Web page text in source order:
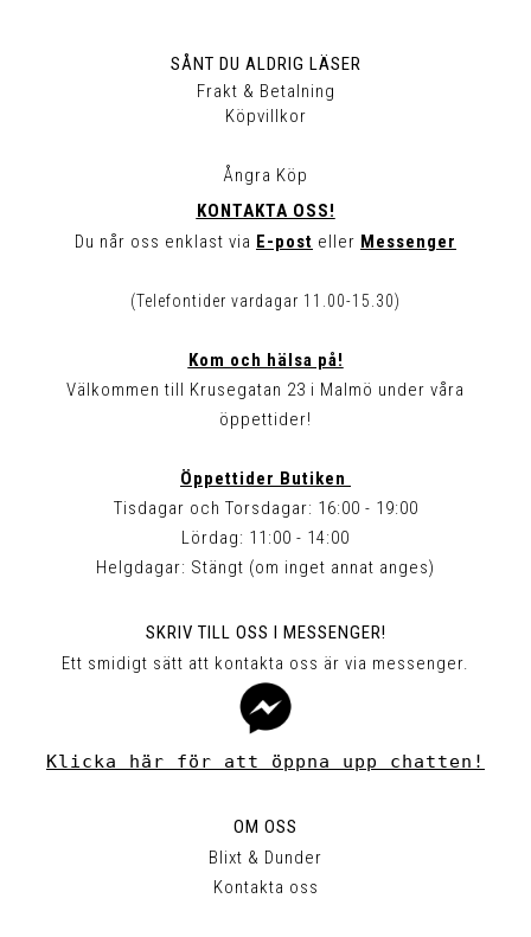
SÅNT DU ALDRIG LÄSER
Frakt & Betalning
Köpvillkor
Ångra Köp
KONTAKTA OSS!
Du når oss enklast via E-post eller Messenger
(Telefontider vardagar 11.00-15.30)
Kom och hälsa på!
Välkommen till Krusegatan 23 i Malmö under våra
öppettider!
Öppettider Butiken
Tisdagar och Torsdagar: 16:00 - 19:00
Lördag: 11:00 - 14:00
Helgdagar: Stängt (om inget annat anges)
SKRIV TILL OSS I MESSENGER!
Ett smidigt sätt att kontakta oss är via messenger.
Klicka här för att öppna upp chatten!
OM OSS
Blixt & Dunder
Kontakta oss